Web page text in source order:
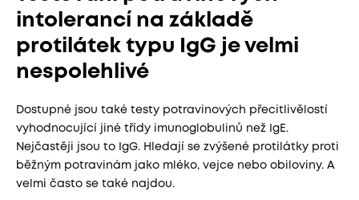
intolerancí na základě
protilátek typu IgG je velmi
nespolehlivé
Dostupné jsou také testy potravinových přecitlivělostí
vyhodnocující jiné třídy imunoglobulinů než IgE.
Nejčastěji jsou to IgG. Hledají se zvýšené protilátky proti
běžným potravinám jako mléko, vejce nebo obiloviny. A
velmi často se také najdou.